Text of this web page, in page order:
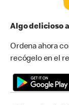
Algo delicioso
Ordena ahora
recógelo en el